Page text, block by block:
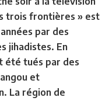
trois frontières » est
par des
jihadistes. En
été tués par des
et
La région de